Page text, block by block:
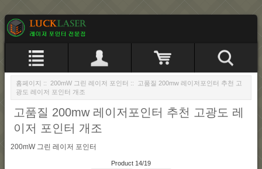
홈페이지 :: 200mW 그린 레이저 포인터 :: 고품질 200mw 레이저포인터 추천 고
광도 레이저 포인터 개조
고품질 200mw 레이저포인터 추천 고광도 레
이저 포인터 개조
200mW 그린 레이저 포인터
Product 14/19